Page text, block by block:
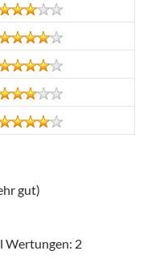
gut)
Wertungen: 2